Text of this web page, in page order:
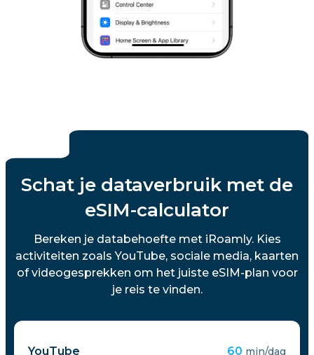
Schat je dataverbruik met de
eSIM-calculator
Bereken je databehoefte met iRoamly. Kies
activiteiten zoals YouTube, sociale media, kaarten
of videogesprekken om het juiste eSIM-plan voor
je reis te vinden.
YouTube 60 min/dag